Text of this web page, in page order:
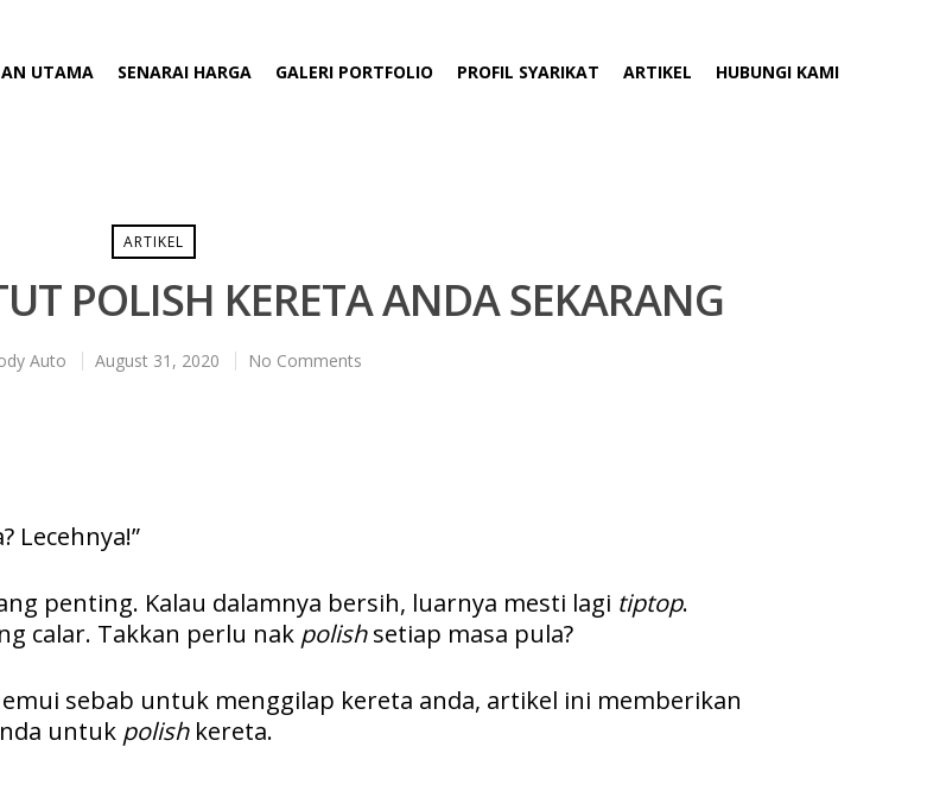
UTAMA SENARAI HARGA GALERI PORTFOLIO PROFIL SYARIKAT ARTIKEL HUBUNGI KAMI
ARTIKEL
POLISH KERETA ANDA SEKARANG
Auto August 31, 2020 No Comments
Lecehnya!”
penting. Kalau dalamnya bersih, luarnya mesti lagi tiptop.
calar. Takkan perlu nak polishsetiap masa pula?
sebab untuk menggilap kereta anda, artikel ini memberikan
untuk polish kereta.